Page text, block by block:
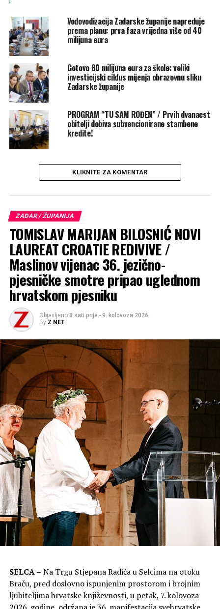
kanal:https://whatsapp.com/channel/
Rate this item: Submit Rating
No votes yet.
POVEZANE TEME : FEATURED
WHATSAPP
ZADARSKA ŽUPANIJA
(VIDEO) SAMOSTAN SV. FRANE – MJESTO MIRA / U petak
svečano otkrivanje ploče europske oznake za baštinu
NE PROPUSTITE
bdijenje u katedrali sv. Stošije
Vodovodizacija Zadarske županije napreduje
prema planu: prva faza vrijedna više od 40
milijuna eura
Gotovo 80 milijuna eura za škole: veliki
investicijski ciklus mijenja obrazovnu sliku
Zadarske županije
PROGRAM “TU SAM ROĐEN” / Prvih dvanaest
obitelji dobiva subvencionirane stambene
kredite!
KLIKNITE ZA KOMENTAR
ZADAR / ŽUPANIJA
TOMISLAV MARIJAN BILOSNIĆ NOVI
LAUREAT CROATIE REDIVIVE /
Maslinov vijenac 36. jezično-
pjesničke smotre pripao uglednom
hrvatskom pjesniku
Objavljeno 8 sati prije - 9. kolovoza 2026.
By Z NET
SELCA – Na Trgu Stjepana Radića u Selcima na otoku
Braču, pred doslovno ispunjenim prostorom i brojnim
ljubiteljima hrvatske književnosti, u petak, 7. kolovoza